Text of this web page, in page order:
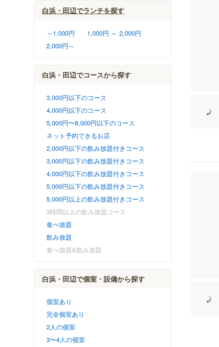
白浜・田辺でランチを探す
～1,000円
1,000円 ～ 2,000円
2,000円～
白浜・田辺でコースから探す
3,000円以下のコース
4,000円以下のコース
5,000円〜8,000円以下のコース
ネット予約できるお店
2,000円以下の飲み放題付きコース
3,000円以下の飲み放題付きコース
4,000円以下の飲み放題付きコース
5,000円以下の飲み放題付きコース
5,000円以上の飲み放題付きコース
3時間以上の飲み放題コース
食べ放題
飲み放題
食べ放題&飲み放題
白浜・田辺で個室・設備から探す
個室あり
完全個室あり
2人の個室
3〜4人の個室